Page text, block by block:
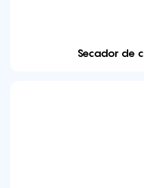
Secador de